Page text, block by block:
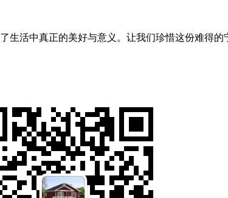
活中真正的美好与意义。让我们珍惜这份难得的